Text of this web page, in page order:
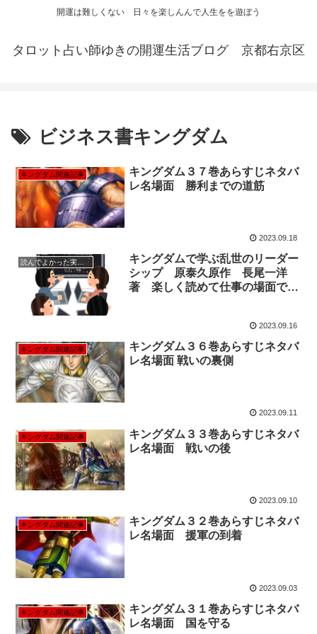
開運は難しくない 日々を楽しんんで人生をを遊ぼう
タロット占い師ゆきの開運生活ブログ 京都右京区
ビジネス書キングダム
キングダム関連記事
キングダム３７巻あらすじネタバ
レ名場面 勝利までの道筋
2023.09.18
読んでよかった実用書
キングダムで学ぶ乱世のリーダー
シップ 原泰久原作 長尾一洋
著 楽しく読めて仕事の場面です
2023.09.16
キングダム関連記事
キングダム３６巻あらすじネタバ
レ名場面 戦いの裏側
2023.09.11
キングダム関連記事
キングダム３３巻あらすじネタバ
レ名場面 戦いの後
2023.09.10
キングダム関連記事
キングダム３２巻あらすじネタバ
レ名場面 援軍の到着
2023.09.03
キングダム関連記事
キングダム３１巻あらすじネタバ
レ名場面 国を守る